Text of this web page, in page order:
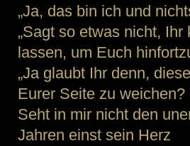
„Ja, das bin ich und
„Sagt so etwas nicht,
lassen, um Euch
„Ja glaubt Ihr denn,
Eurer Seite zu weichen?
Seht in mir nicht den
Jahren einst sein Herz